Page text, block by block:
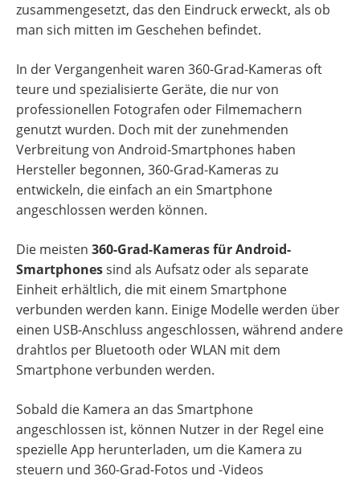
zusammengesetzt, das den Eindruck erweckt, als ob
man sich mitten im Geschehen befindet.
In der Vergangenheit waren 360-Grad-Kameras oft
teure und spezialisierte Geräte, die nur von
professionellen Fotografen oder Filmemachern
genutzt wurden. Doch mit der zunehmenden
Verbreitung von Android-Smartphones haben
Hersteller begonnen, 360-Grad-Kameras zu
entwickeln, die einfach an ein Smartphone
angeschlossen werden können.
Die meisten 360-Grad-Kameras für Android-
Smartphonessind als Aufsatz oder als separate
Einheit erhältlich, die mit einem Smartphone
verbunden werden kann. Einige Modelle werden über
einen USB-Anschluss angeschlossen, während andere
drahtlos per Bluetooth oder WLAN mit dem
Smartphone verbunden werden.
Sobald die Kamera an das Smartphone
angeschlossen ist, können Nutzer in der Regel eine
spezielle App herunterladen, um die Kamera zu
steuern und 360-Grad-Fotos und -Videos